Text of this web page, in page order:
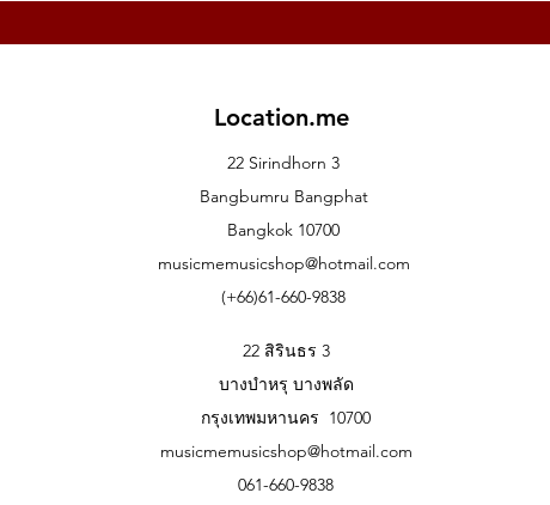
Location.me
22 Sirindhorn 3
Bangbumru Bangphat
Bangkok 10700
musicmemusicshop@hotmail.com
(+66)61-660-9838
22 สิรินธร 3
บางบำหรุ บางพลัด
กรุงเทพมหานคร 10700
musicmemusicshop@hotmail.com
061-660-9838